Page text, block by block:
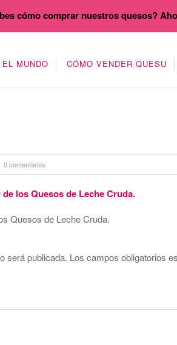
MUNDO CÓMO VENDER QUESU
0 comentarios
Quesos de Leche Cruda.
será publicada. Los campos obligatorios
cómo comprar nuestros quesos?